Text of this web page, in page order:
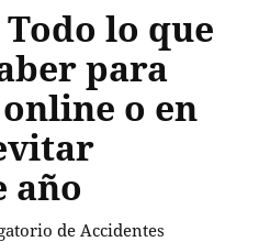
Todo lo que
para
o en
año
de Accidentes